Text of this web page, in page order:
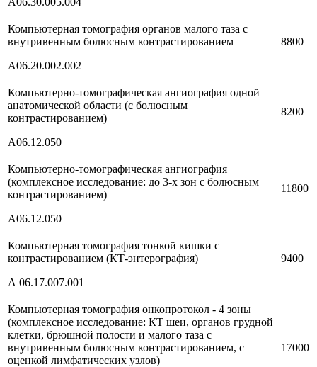
Компьютерная томография органов малого таза с
внутривенным болюсным контрастированием
A06.20.002.002
8800
Компьютерно-томографическая ангиография одной
анатомической области (с болюсным
контрастированием)
A06.12.050
8200
Компьютерно-томографическая ангиография
(комплексное исследование: до 3-х зон с болюсным
контрастированием)
A06.12.050
11800
Компьютерная томография тонкой кишки с
контрастированием (КТ-энтерография)
А 06.17.007.001
9400
Компьютерная томография онкопротокол - 4 зоны
(комплексное исследование: КТ шеи, органов грудной
клетки, брюшной полости и малого таза с
внутривенным болюсным контрастированием, с
оценкой лимфатических узлов)
17000